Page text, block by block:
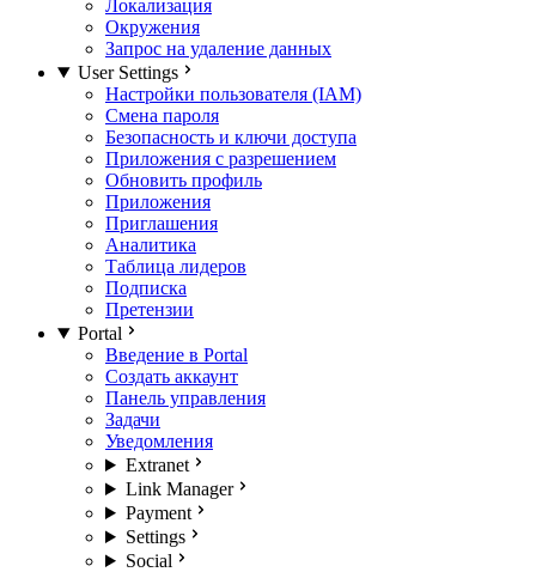
Локализация
Окружения
Запрос на удаление данных
User Settings
Настройки пользователя (IAM)
Смена пароля
Безопасность и ключи доступа
Приложения с разрешением
Обновить профиль
Приложения
Приглашения
Аналитика
Таблица лидеров
Подписка
Претензии
Portal
Введение в Portal
Создать аккаунт
Панель управления
Задачи
Уведомления
Extranet
Link Manager
Payment
Settings
Social